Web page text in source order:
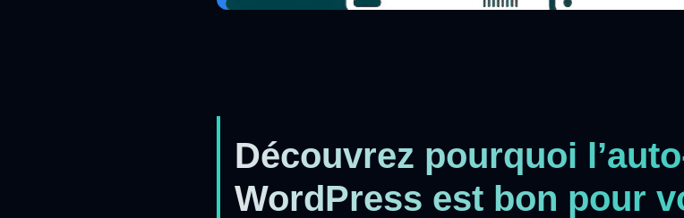
Découvrez pourquoi
WordPress est bon pour